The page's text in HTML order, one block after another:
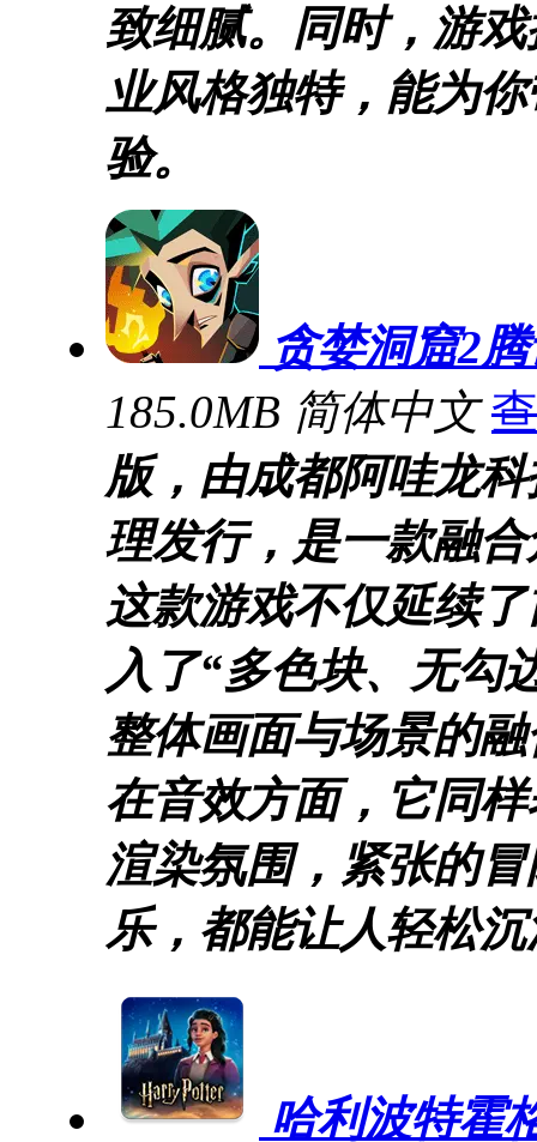
致细腻。同时，游
业风格独特，能为
验。
贪婪洞窟2
185.0MB 简体中文
版，由成都阿哇龙
理发行，是一款融
这款游戏不仅延续
入了“多色块、无勾
整体画面与场景的
在音效方面，它同
渲染氛围，紧张的
乐，都能让人轻松
哈利波特霍